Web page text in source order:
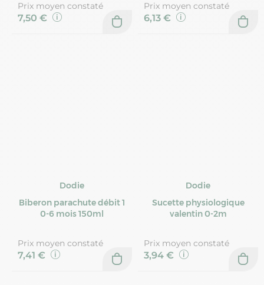
Prix moyen constaté
7,50 €
Prix moyen constaté
6,13 €
Dodie
Biberon parachute débit 1
0-6 mois 150ml
Prix moyen constaté
7,41 €
Dodie
Sucette physiologique
valentin 0-2m
Prix moyen constaté
3,94 €